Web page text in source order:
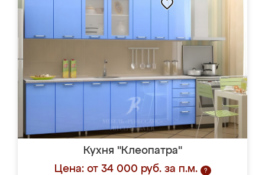
Кухня "Клеопатра"
Цена: от 34 000 руб. за п.м.
?